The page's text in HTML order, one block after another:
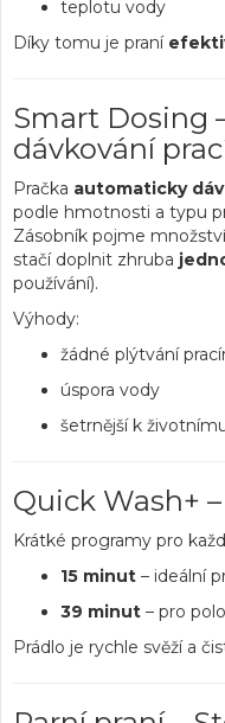
teplotu vody
Díky tomu je praní
Smart Dosing
dávkování
Pračka automaticky
podle hmotnosti a typu
Zásobník pojme
stačí doplnit zhruba
používání).
Výhody:
žádné plýtvání
úspora vody
šetrnější k
Quick Wash+
Krátké programy pro
15 minut – ideální
39 minut – pro
Prádlo je rychle svěží a